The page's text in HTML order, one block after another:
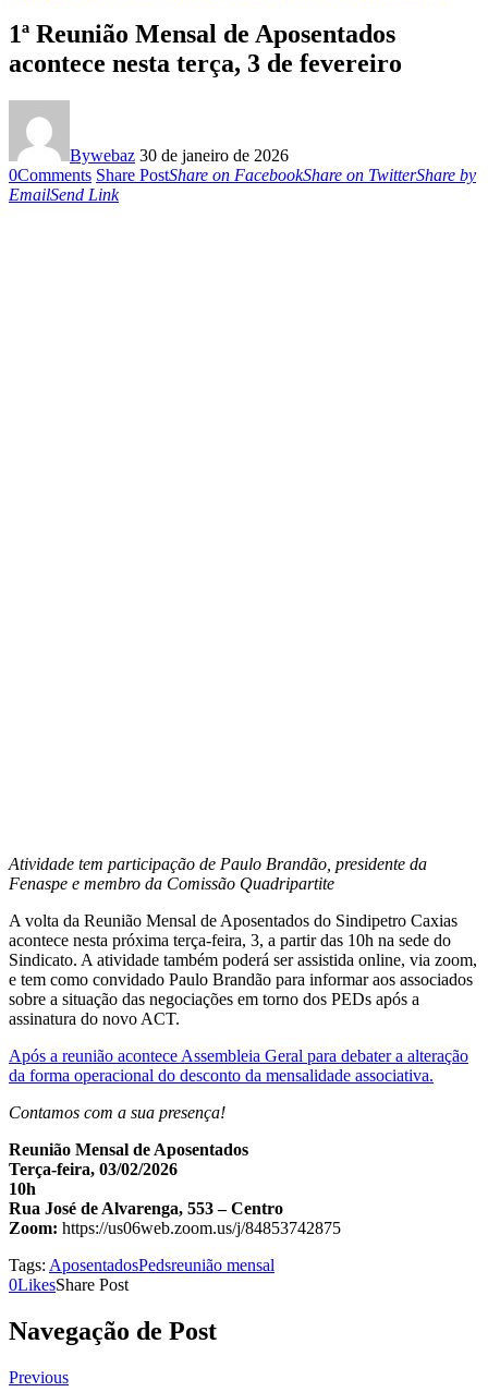
1ª Reunião Mensal de Aposentados
acontece nesta terça, 3 de fevereiro
Bywebaz 30 de janeiro de 2026
0Comments Share PostShare on FacebookShare on TwitterShare by
EmailSend Link
Atividade tem participação de Paulo Brandão, presidente da
Fenaspe e membro da Comissão Quadripartite
A volta da Reunião Mensal de Aposentados do Sindipetro Caxias
acontece nesta próxima terça-feira, 3, a partir das 10h na sede do
Sindicato. A atividade também poderá ser assistida online, via zoom,
e tem como convidado Paulo Brandão para informar aos associados
sobre a situação das negociações em torno dos PEDs após a
assinatura do novo ACT.
Após a reunião acontece Assembleia Geral para debater a alteração
da forma operacional do desconto da mensalidade associativa.
Contamos com a sua presença!
Reunião Mensal de Aposentados
Terça-feira, 03/02/2026
10h
Rua José de Alvarenga, 553 – Centro
Zoom: https://us06web.zoom.us/j/84853742875
Tags: AposentadosPedsreunião mensal
0LikesShare Post
Navegação de Post
Previous